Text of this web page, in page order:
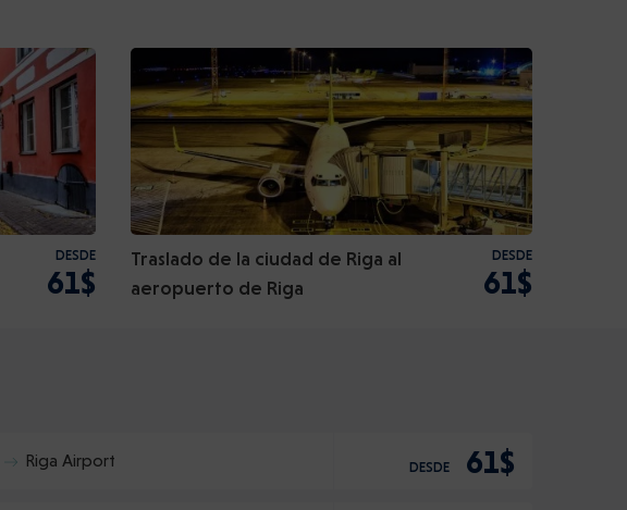
DESDE
61$
Traslado de la ciudad de Riga al
aeropuerto de Riga
DESDE
61$
Riga Airport DESDE 61$